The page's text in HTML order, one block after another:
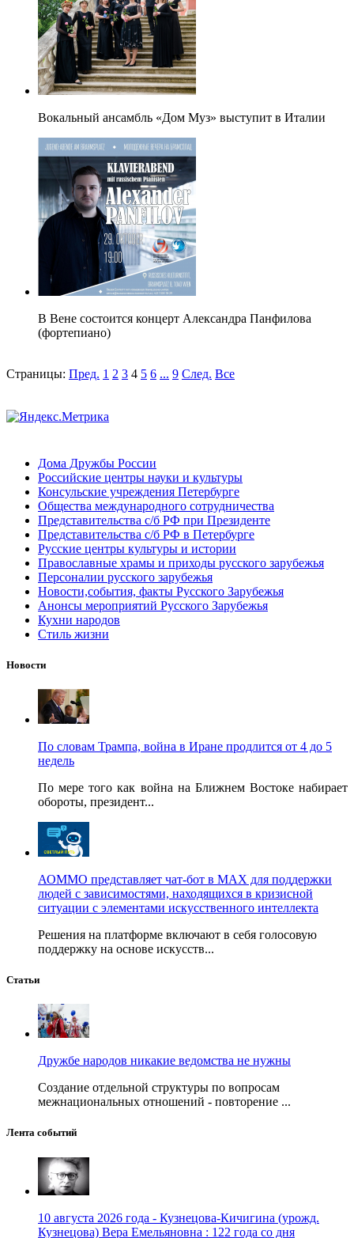
Вокальный ансамбль «Дом Муз» выступит в Италии
В Вене состоится концерт Александра Панфилова
(фортепиано)
Страницы: Пред. 1 2 3 4 5 6 ... 9 След. Все
Дома Дружбы России
Российские центры науки и культуры
Консульские учреждения Петербурге
Общества международного сотрудничества
Представительства с/б РФ при Президенте
Представительства с/б РФ в Петербурге
Русские центры культуры и истории
Православные храмы и приходы русского зарубежья
Персоналии русского зарубежья
Новости,события, факты Русского Зарубежья
Анонсы мероприятий Русского Зарубежья
Кухни народов
Стиль жизни
Новости
По словам Трампа, война в Иране продлится от 4 до 5
недель
По мере того как война на Ближнем Востоке набирает
обороты, президент...
АОММО представляет чат-бот в MAX для поддержки
людей с зависимостями, находящихся в кризисной
ситуации с элементами искусственного интеллекта
Решения на платформе включают в себя голосовую
поддержку на основе искусств...
Статьи
Дружбе народов никакие ведомства не нужны
Создание отдельной структуры по вопросам
межнациональных отношений - повторение ...
Лента событий
10 августа 2026 года - Кузнецова-Кичигина (урожд.
Кузнецова) Вера Емельяновна : 122 года со дня